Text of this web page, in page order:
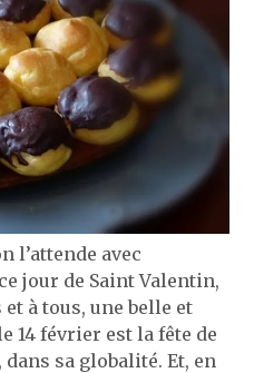
l’attende avec
jour de Saint Valentin,
à tous, une belle et
14 février est la fête de
dans sa globalité. Et, en